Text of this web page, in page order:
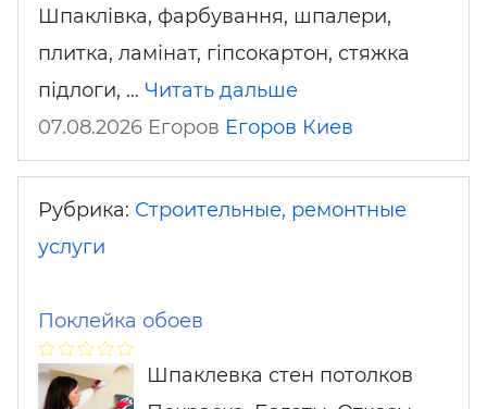
Шпаклівка, фарбування, шпалери,
плитка, ламінат, гіпсокартон, стяжка
підлоги, … Читать дальше
07.08.2026 Егоров Егоров Киев
Рубрика: Строительные, ремонтные
услуги
Поклейка обоев
Шпаклевка стен потолков